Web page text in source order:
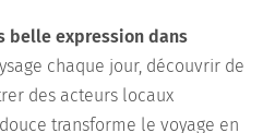
belle expression dans
chaque jour, découvrir de
des acteurs locaux
transforme le voyage en